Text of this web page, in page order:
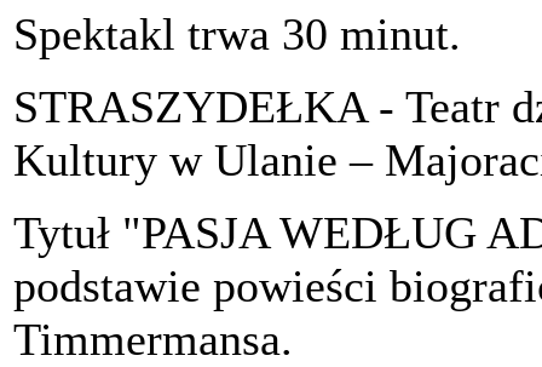
Spektakl trwa 30 minut.
STRASZYDEŁKA - Teatr
Kultury w Ulanie –
Tytuł "PASJA WEDŁUG
podstawie powieści
Timmermansa.